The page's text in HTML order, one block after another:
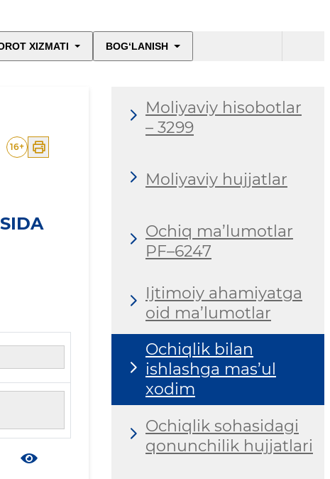
XIZMATI BOG‘LANISH
16+
Moliyaviy hisobotlar
– 3299
Moliyaviy hujjatlar
Ochiq ma’lumotlar
PF–6247
Ijtimoiy ahamiyatga
oid ma’lumotlar
Ochiqlik bilan
ishlashga mas’ul
xodim
Ochiqlik sohasidagi
qonunchilik hujjatlari